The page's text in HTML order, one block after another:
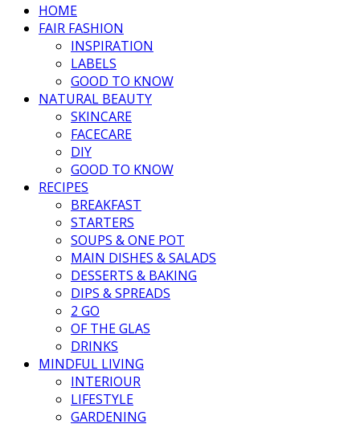
HOME
FAIR FASHION
INSPIRATION
LABELS
GOOD TO KNOW
NATURAL BEAUTY
SKINCARE
FACECARE
DIY
GOOD TO KNOW
RECIPES
BREAKFAST
STARTERS
SOUPS & ONE POT
MAIN DISHES & SALADS
DESSERTS & BAKING
DIPS & SPREADS
2 GO
OF THE GLAS
DRINKS
MINDFUL LIVING
INTERIOUR
LIFESTYLE
GARDENING